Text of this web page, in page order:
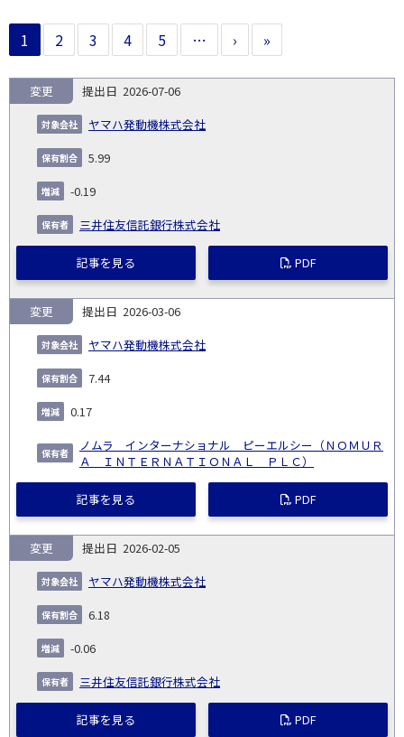
1 2 3 4 5 … › »
NO.
告
義
務
発
生
日
提
日
証券
対
2026-07-06
ヤマハ発動機株式会社
変更
5.99
-0.19
三井住友信託銀行株式会社
記事を見る PDF
2026-03-06
ヤマハ発動機株式会社
変更
7.44
0.17
ノムラ インターナショナル ピーエルシー（ＮＯＭＵＲ
Ａ ＩＮＴＥＲＮＡＴＩＯＮＡＬ ＰＬＣ）
記事を見る PDF
2026-02-05
ヤマハ発動機株式会社
変更
6.18
-0.06
三井住友信託銀行株式会社
記事を見る PDF